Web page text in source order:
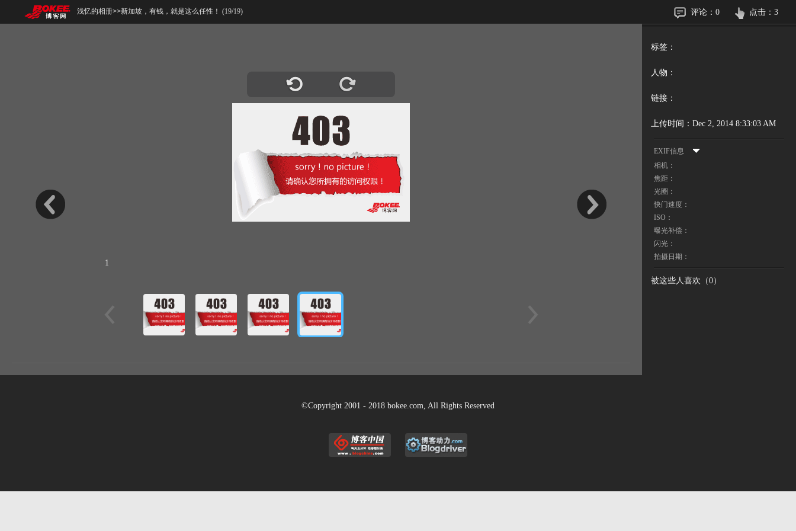
浅忆的相册>>新加坡，有钱，就是这么任性！ (19/19) 点击： 3
评论： 0
标签：
人物：
链接：
上传时间： Dec 2, 2014 8:33:03 AM
EXIF信息
相机：
焦距：
光圈：
快门速度：
ISO：
曝光补偿：
闪光：
拍摄日期：
被这些人喜欢（0）
1
©Copyright 2001 - 2018 bokee.com, All Rights Reserved